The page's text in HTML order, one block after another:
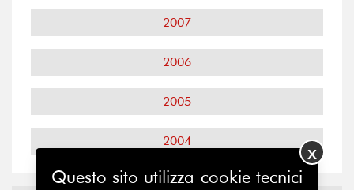
2007
2006
2005
2004
Questo sito utilizza cookie tecnici
X